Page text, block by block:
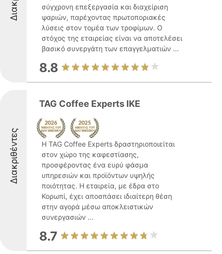
σύγχρονη επεξεργασία και διαχείριση
ψαριών, παρέχοντας πρωτοποριακές
λύσεις στον τομέα των τροφίμων. Ο
στόχος της εταιρείας είναι να αποτελέσει
βασικό συνεργάτη των επαγγελματιών ...
8.8
Διακριθέντες
TAG Coffee Experts IKE
Η TAG Coffee Experts δραστηριοποιείται
στον χώρο της καφεστίασης,
προσφέροντας ένα ευρύ φάσμα
υπηρεσιών και προϊόντων υψηλής
ποιότητας. Η εταιρεία, με έδρα στο
Κορωπί, έχει αποσπάσει ιδιαίτερη θέση
στην αγορά μέσω αποκλειστικών
συνεργασιών ...
8.7